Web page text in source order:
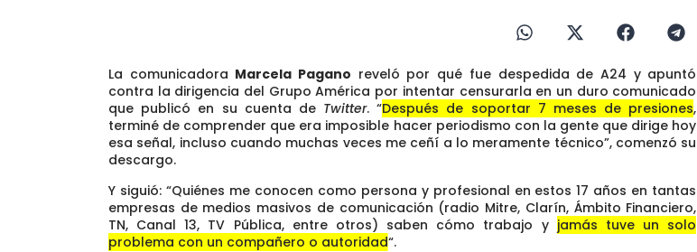
La comunicadora Marcela Pagano reveló por qué fue despedida de A24 y apuntó
contra la dirigencia del Grupo América por intentar censurarla en un duro comunicado
que publicó en su cuenta deTwitter. “Después de soportar 7 meses de presiones,
terminé de comprender que era imposible hacer periodismo con la gente que dirige hoy
esa señal, incluso cuando muchas veces me ceñí a lo meramente técnico”, comenzó su
descargo.
Y siguió: “Quiénes me conocen como persona y profesional en estos 17 años en tantas
empresas de medios masivos de comunicación (radio Mitre, Clarín, Ámbito Financiero,
TN, Canal 13, TV Pública, entre otros) saben cómo trabajo y jamás tuve un solo
problema con un compañero o autoridad“.